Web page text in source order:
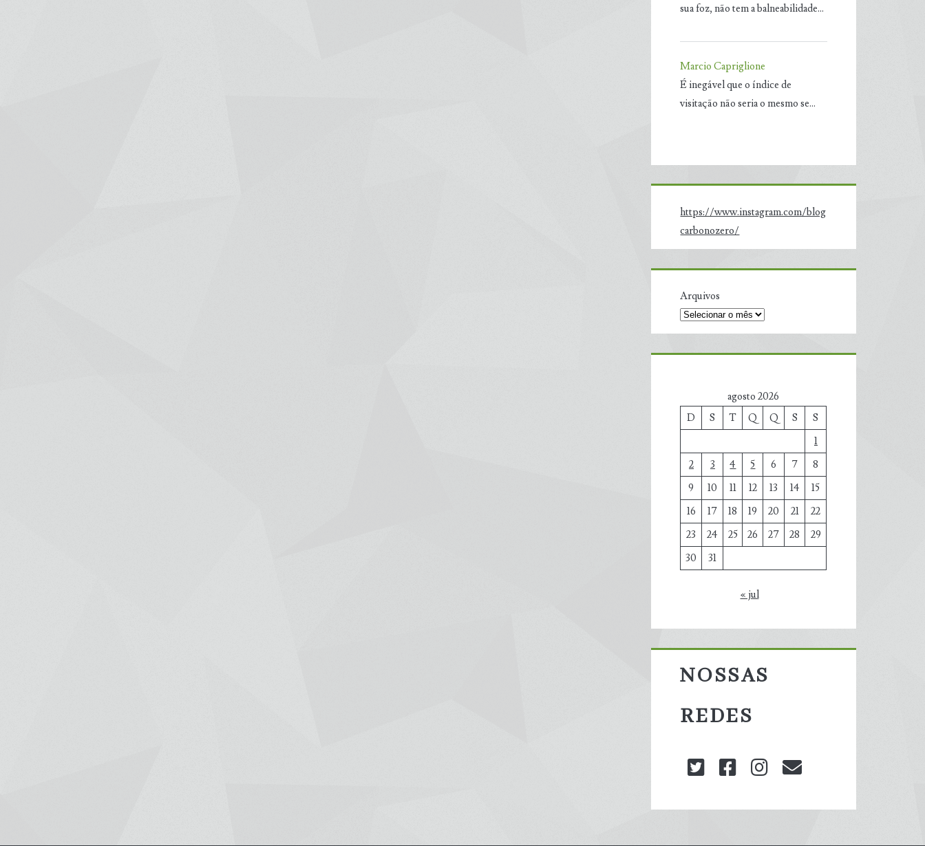
sua foz, não tem a balneabilidade…
Marcio Capriglione
É inegável que o índice de
visitação não seria o mesmo se…
https://www.instagram.com/blog
carbonozero/
Arquivos
agosto 2026
D
S T Q Q S
S
1
2
3 4 5 6 7
8
9
10 11 12 13 14
15
16
17 18 19 20 21
22
23
24 25 26 27 28
29
30
31
« jul
NOSSAS
REDES
twitterfacebook
instagram